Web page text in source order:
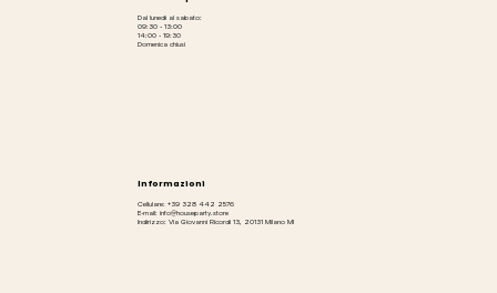
Dal lunedì al sabato:
09:30 - 13:00
14:00 - 19:30
Domenica chiusi
Informazioni
Cellulare: +39 328 442 2576
E-mail: info@houseparty.store
Indirizzo: Via Giovanni Ricordi 13, 20131 Milano MI